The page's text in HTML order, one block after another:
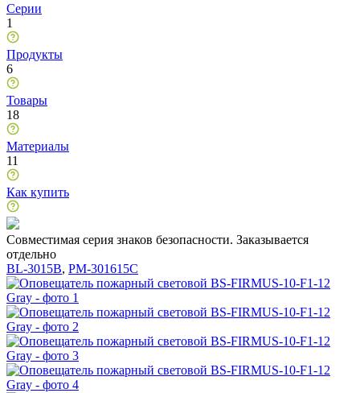
Серии
1
Продукты
6
Товары
18
Материалы
11
Как купить
Совместимая серия знаков безопасности. Заказывается
отдельно
BL-3015B, PM-301615C